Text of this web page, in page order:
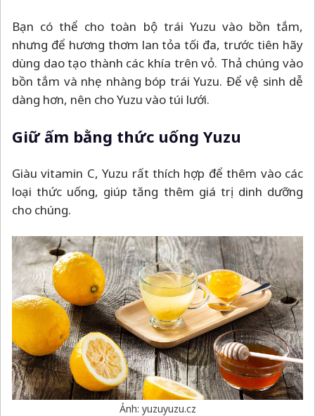
Bạn có thể cho toàn bộ trái Yuzu vào bồn tắm,
nhưng để hương thơm lan tỏa tối đa, trước tiên hãy
dùng dao tạo thành các khía trên vỏ. Thả chúng vào
bồn tắm và nhẹ nhàng bóp trái Yuzu. Để vệ sinh dễ
dàng hơn, nên cho Yuzu vào túi lưới.
Giữ ấm bằng thức uống Yuzu
Giàu vitamin C, Yuzu rất thích hợp để thêm vào các
loại thức uống, giúp tăng thêm giá trị dinh dưỡng
cho chúng.
Ảnh: yuzuyuzu.cz